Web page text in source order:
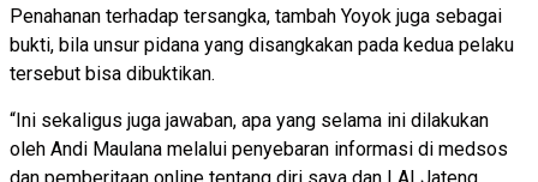
Penahanan terhadap tersangka, tambah Yoyok juga sebagai
bukti, bila unsur pidana yang disangkakan pada kedua pelaku
tersebut bisa dibuktikan.
“Ini sekaligus juga jawaban, apa yang selama ini dilakukan
oleh Andi Maulana melalui penyebaran informasi di medsos
dan pemberitaan online tentang diri saya dan LAI Jateng,